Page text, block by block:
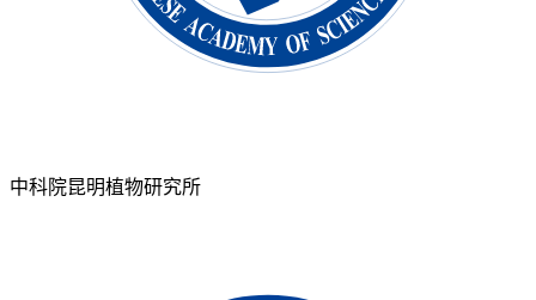
中科院昆明植物研究所